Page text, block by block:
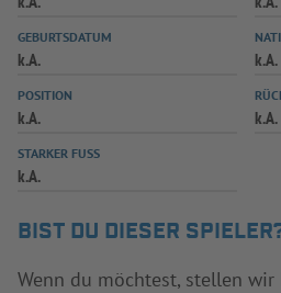
GEBURTSDATUM
k.A. k.A.
POSITION
k.A. k.A.
STARKER FUSS
k.A.
BIST DU DIESER
Wenn du möchtest, stellen